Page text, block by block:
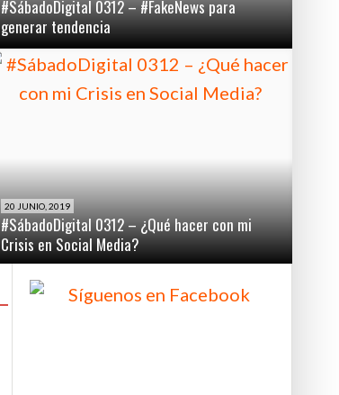
#SábadoDigital 0312 – #FakeNews para
generar tendencia
20 JUNIO, 2019
#SábadoDigital 0312 – ¿Qué hacer con mi
Crisis en Social Media?